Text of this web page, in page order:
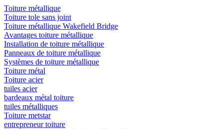
Toiture métallique
Toiture tole sans joint
Toiture métallique Wakefield Bridge
Avantages toiture métallique
Installation de toiture métallique
Panneaux de toiture métallique
Systèmes de toiture métallique
Toiture métal
Toiture acier
tuiles acier
bardeaux métal toiture
tuiles métalliques
Toiture metstar
entrepreneur toiture